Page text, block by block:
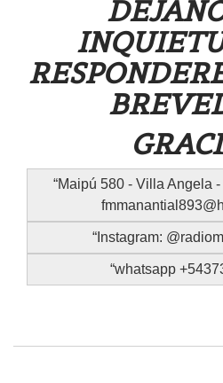
Maipú 580 - Villa Angela
Instagram:
whatsapp